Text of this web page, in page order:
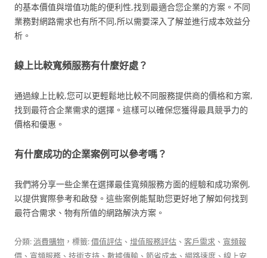
的基本價值與增值功能的便利性,找到最適合您企業的方案。不同
業務對網路需求也有所不同,所以需要深入了解並進行成本效益分
析。
線上比較寬頻服務有什麼好處？
通過線上比較,您可以更輕鬆地比較不同服務提供商的價格和方案,
找到最符合企業需求的選擇。這樣可以確保您獲得最具競爭力的
價格和優惠。
有什麼成功的企業案例可以參考嗎？
我們將分享一些企業在選擇最佳寬頻服務方面的經驗和成功案例,
以提供實際參考和啟發。這些案例能幫助您更好地了解如何找到
最符合需求、物有所值的網路解決方案。
分類:消費購物 ，標籤:價值評估 、 增值服務評估 、 客戶需求 、 寬頻報
價 、 寬頻服務 、 技術支持 、 數據傳輸 、 節省成本 、 網路速度 、 線上安